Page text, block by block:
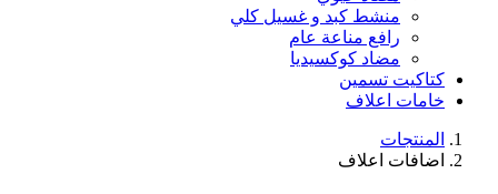
منشط كبد و غسيل كلي
رافع مناعة عام
مضاد كوكسيديا
كتاكيت تسمين
خامات اعلاف
المنتجات
اضافات اعلاف